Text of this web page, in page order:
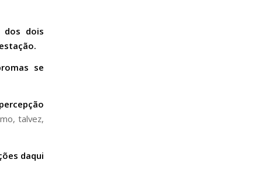
dos dois
se
talvez,
daqui